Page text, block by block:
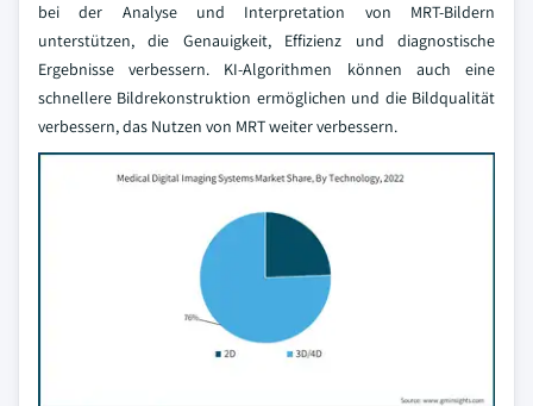
bei der Analyse und Interpretation von MRT-Bildern
unterstützen, die Genauigkeit, Effizienz und diagnostische
Ergebnisse verbessern. KI-Algorithmen können auch eine
schnellere Bildrekonstruktion ermöglichen und die Bildqualität
verbessern, das Nutzen von MRT weiter verbessern.